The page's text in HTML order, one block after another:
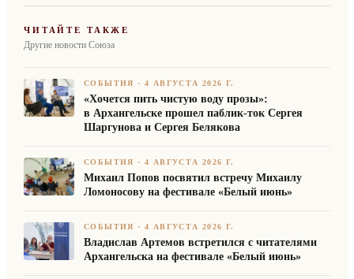
ЧИТАЙТЕ ТАКЖЕ
Другие новости Союза
СОБЫТИЯ ·4 АВГУСТА 2026 Г.
«Хочется пить чистую воду прозы»:
в Архангельске прошел паблик-ток Сергея
Шаргунова и Сергея Белякова
СОБЫТИЯ ·4 АВГУСТА 2026 Г.
Михаил Попов посвятил встречу Михаилу
Ломоносову на фестивале «Белый июнь»
СОБЫТИЯ ·4 АВГУСТА 2026 Г.
Владислав Артемов встретился с читателями
Архангельска на фестивале «Белый июнь»